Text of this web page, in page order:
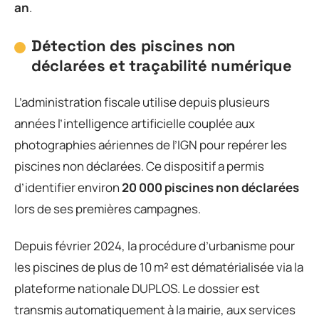
an.
Détection des piscines non
déclarées et traçabilité numérique
L’administration fiscale utilise depuis plusieurs
années l’intelligence artificielle couplée aux
photographies aériennes de l’IGN pour repérer les
piscines non déclarées. Ce dispositif a permis
d’identifier environ20 000 piscines non déclarées
lors de ses premières campagnes.
Depuis février 2024, la procédure d’urbanisme pour
les piscines de plus de 10 m² est dématérialisée via la
plateforme nationale DUPLOS. Le dossier est
transmis automatiquement à la mairie, aux services